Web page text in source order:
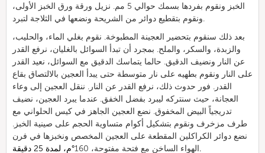
الخبز ونقوم بفردها بسمك حوالي 5 مم. نزيل ورقة ورق الخبز الأولى،
ونقوم بتقطيع دوائر من الشريحة ونضعها في الثلاجة لتبرد.
بعد ذلك سنقوم بتحضير العجينة المطبوخة. نقوم بغلي الماء، والحليب،
والزبدة، والسكر، والملح. بمجرد أن تبدأ السوائل بالغليان، نرفع القدر
عن النار ونضيف الدقيق. حالما يتماسك الدقيق مع السوائل، نعيد القدر
على النار ونقوم بطهيه على نار متوسطة حتى يبدأ العجين بالالتصاق بقاع
القدر. فور حدوث ذلك، نرفع القدر عن النار. ننقل العجين إلى وعاء
العجانة، حيث سنتركه ليبرد بفضل الخفق. عندما يبرد العجين، نضيف
تدريجياً البيض المخفوق. نضع العجين الجاهز في كيس الحلواني مع
طرف مزخرف ونقوم بتشكيل أكوام متساوية الحجم على صينية الخبز.
نضع دوائر الكراكلين المقطعة على العجين المخصص ونخبزها في فرن
الهواء الساخن مع فتحة مفتوحة، 160°م، لمدة 25 دقيقة.